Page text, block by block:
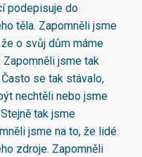
podepisuje do
těla. Zapomněli jsme
o svůj dům máme
Zapomněli jsme tak
se tak stávalo,
nechtěli nebo jsme
tak jsme
jsme na to, že lidé
zdroje. Zapomněli